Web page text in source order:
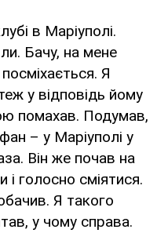
в Маріуполі.
Бачу, на мене
Я
у відповідь йому
помахав. Подумав,
– у Маріуполі у
Він же почав на
голосно сміятися.
Я такого
у чому справа.